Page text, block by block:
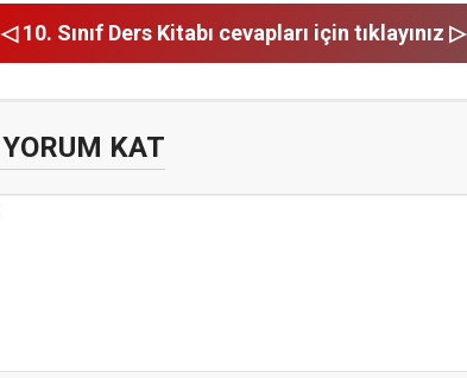
◁ 10. Sınıf Ders Kitabı cevapları için tıklayınız ▷
YORUM KAT